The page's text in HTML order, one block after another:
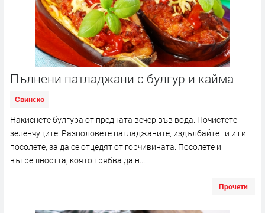
Пълнени патладжани с булгур и кайма
Свинско
Накиснете булгура от предната вечер във вода. Почистете
зеленчуците. Разполовете патладжаните, издълбайте ги и ги
посолете, за да се отцедят от горчивината. Посолете и
вътрешността, която трябва да н...
Прочети